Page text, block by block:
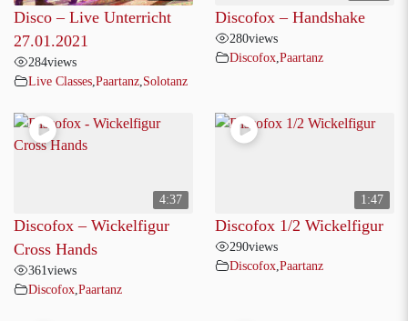
Disco – Live Unterricht
27.01.2021
284views
Live Classes Paartanz Solotanz
Discofox – Handshake
280views
Discofox Paartanz
4:37
Discofox – Wickelfigur
Cross Hands
361views
Discofox Paartanz
1:47
Discofox 1/2 Wickelfigur
290views
Discofox Paartanz